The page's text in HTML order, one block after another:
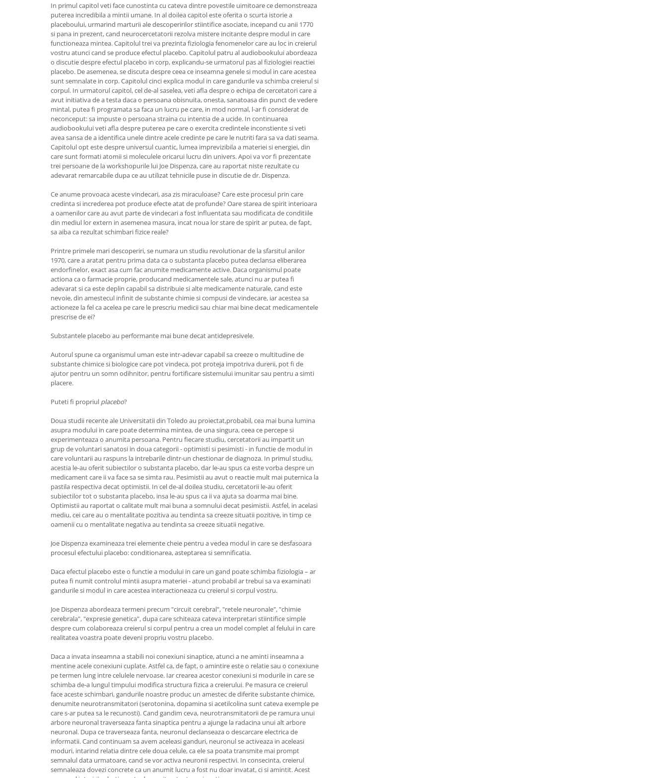
In primul capitol veti face cunostinta cu cateva dintre povestile uimitoare ce demonstreaza
puterea incredibila a mintii umane. In al doilea capitol este oferita o scurta istorie a
placeboului, urmarind marturii ale descoperirilor stiintifice asociate, incepand cu anii 1770
si pana in prezent, cand neurocercetatorii rezolva mistere incitante despre modul in care
functioneaza mintea. Capitolul trei va prezinta fiziologia fenomenelor care au loc in creierul
vostru atunci cand se produce efectul placebo. Capitolul patru al audiobookului abordeaza
o discutie despre efectul placebo in corp, explicandu-se urmatorul pas al fiziologiei reactiei
placebo. De asemenea, se discuta despre ceea ce inseamna genele si modul in care acestea
sunt semnalate in corp. Capitolul cinci explica modul in care gandurile va schimba creierul si
corpul. In urmatorul capitol, cel de-al saselea, veti afla despre o echipa de cercetatori care a
avut initiativa de a testa daca o persoana obisnuita, onesta, sanatoasa din punct de vedere
mintal, putea fi programata sa faca un lucru pe care, in mod normal, l-ar fi considerat de
neconceput: sa impuste o persoana straina cu intentia de a ucide. In continuarea
audiobookului veti afla despre puterea pe care o exercita credintele inconstiente si veti
avea sansa de a identifica unele dintre acele credinte pe care le nutriti fara sa va dati seama.
Capitolul opt este despre universul cuantic, lumea imprevizibila a materiei si energiei, din
care sunt formati atomii si moleculele oricarui lucru din univers. Apoi va vor fi prezentate
trei persoane de la workshopurile lui Joe Dispenza, care au raportat niste rezultate cu
adevarat remarcabile dupa ce au utilizat tehnicile puse in discutie de dr. Dispenza.
Ce anume provoaca aceste vindecari, asa zis miraculoase? Care este procesul prin care
credinta si increderea pot produce efecte atat de profunde? Oare starea de spirit interioara
a oamenilor care au avut parte de vindecari a fost influentata sau modificata de conditiile
din mediul lor extern in asemenea masura, incat noua lor stare de spirit ar putea, de fapt,
sa aiba ca rezultat schimbari fizice reale?
Printre primele mari descoperiri, se numara un studiu revolutionar de la sfarsitul anilor
1970, care a aratat pentru prima data ca o substanta placebo putea declansa eliberarea
endorfinelor, exact asa cum fac anumite medicamente active. Daca organismul poate
actiona ca o farmacie proprie, producand medicamentele sale, atunci nu ar putea fi
adevarat si ca este deplin capabil sa distribuie si alte medicamente naturale, cand este
nevoie, din amestecul infinit de substante chimie si compusi de vindecare, iar acestea sa
actioneze la fel ca acelea pe care le prescriu medicii sau chiar mai bine decat medicamentele
prescrise de ei?
Substantele placebo au performante mai bune decat antidepresivele.
Autorul spune ca organismul uman este intr-adevar capabil sa creeze o multitudine de
substante chimice si biologice care pot vindeca, pot proteja impotriva durerii, pot fi de
ajutor pentru un somn odihnitor, pentru fortificare sistemului imunitar sau pentru a simti
placere.
Puteti fi propriul placebo?
Doua studii recente ale Universitatii din Toledo au proiectat,probabil, cea mai buna lumina
asupra modului in care poate determina mintea, de una singura, ceea ce percepe si
experimenteaza o anumita persoana. Pentru fiecare studiu, cercetatorii au impartit un
grup de voluntari sanatosi in doua categorii - optimisti si pesimisti - in functie de modul in
care voluntarii au raspuns la intrebarile dintr-un chestionar de diagnoza. In primul studiu,
acestia le-au oferit subiectilor o substanta placebo, dar le-au spus ca este vorba despre un
medicament care ii va face sa se simta rau. Pesimistii au avut o reactie mult mai puternica la
pastila respectiva decat optimistii. In cel de-al doilea studiu, cercetatorii le-au oferit
subiectilor tot o substanta placebo, insa le-au spus ca ii va ajuta sa doarma mai bine.
Optimistii au raportat o calitate mult mai buna a somnului decat pesimistii. Astfel, in acelasi
mediu, cei care au o mentalitate pozitiva au tendinta sa creeze situatii pozitive, in timp ce
oamenii cu o mentalitate negativa au tendinta sa creeze situatii negative.
Joe Dispenza examineaza trei elemente cheie pentru a vedea modul in care se desfasoara
procesul efectului placebo: conditionarea, asteptarea si semnificatia.
Daca efectul placebo este o functie a modului in care un gand poate schimba fiziologia – ar
putea fi numit controlul mintii asupra materiei - atunci probabil ar trebui sa va examinati
gandurile si modul in care acestea interactioneaza cu creierul si corpul vostru.
Joe Dispenza abordeaza termeni precum "circuit cerebral", "retele neuronale", "chimie
cerebrala", "expresie genetica", dupa care schiteaza cateva interpretari stiintifice simple
despre cum colaboreaza creierul si corpul pentru a crea un model complet al felului in care
realitatea voastra poate deveni propriu vostru placebo.
Daca a invata inseamna a stabili noi conexiuni sinaptice, atunci a ne aminti inseamna a
mentine acele conexiuni cuplate. Astfel ca, de fapt, o amintire este o relatie sau o conexiune
pe termen lung intre celulele nervoase. Iar crearea acestor conexiuni si modurile in care se
schimba de-a lungul timpului modifica structura fizica a creierului. Pe masura ce creierul
face aceste schimbari, gandurile noastre produc un amestec de diferite substante chimice,
denumite neurotransmitatori (serotonina, dopamina si acetilcolina sunt cateva exemple pe
care s-ar putea sa le recunosti). Cand gandim ceva, neurotransmitatorii de pe ramura unui
arbore neuronal traverseaza fanta sinaptica pentru a ajunge la radacina unui alt arbore
neuronal. Dupa ce traverseaza fanta, neuronul declanseaza o descarcare electrica de
informatii. Cand continuam sa avem aceleasi ganduri, neuronul se activeaza in aceleasi
moduri, intarind relatia dintre cele doua celule, ca ele sa poata transmite mai prompt
semnalul data urmatoare, cand se vor activa neuronii respectivi. In consecinta, creierul
semnaleaza dovezi concrete ca un anumit lucru a fost nu doar invatat, ci si amintit. Acest